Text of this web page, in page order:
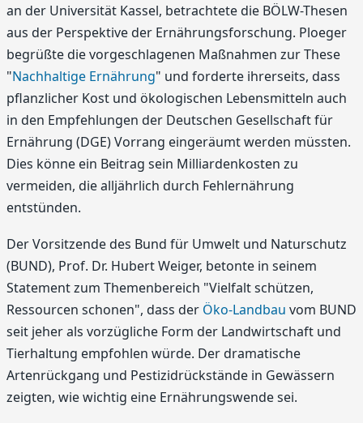
an der Universität Kassel, betrachtete die BÖLW-Thesen
aus der Perspektive der Ernährungsforschung. Ploeger
begrüßte die vorgeschlagenen Maßnahmen zur These
"Nachhaltige Ernährung" und forderte ihrerseits, dass
pflanzlicher Kost und ökologischen Lebensmitteln auch
in den Empfehlungen der Deutschen Gesellschaft für
Ernährung (DGE) Vorrang eingeräumt werden müssten.
Dies könne ein Beitrag sein Milliardenkosten zu
vermeiden, die alljährlich durch Fehlernährung
entstünden.
Der Vorsitzende des Bund für Umwelt und Naturschutz
(BUND), Prof. Dr. Hubert Weiger, betonte in seinem
Statement zum Themenbereich "Vielfalt schützen,
Ressourcen schonen", dass der Öko-Landbau vom BUND
seit jeher als vorzügliche Form der Landwirtschaft und
Tierhaltung empfohlen würde. Der dramatische
Artenrückgang und Pestizidrückstände in Gewässern
zeigten, wie wichtig eine Ernährungswende sei.